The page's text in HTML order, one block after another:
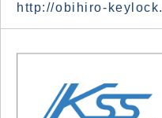
http://obihiro-